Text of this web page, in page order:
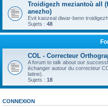
Troidigezh meziantoù all
anezho)
Evit kaozeal diwar-benn
Sujets : 48
COL - Correcteur
A forum to talk about our
échanger autour du correcteur
latine).
Sujets : 18
CONNEXION